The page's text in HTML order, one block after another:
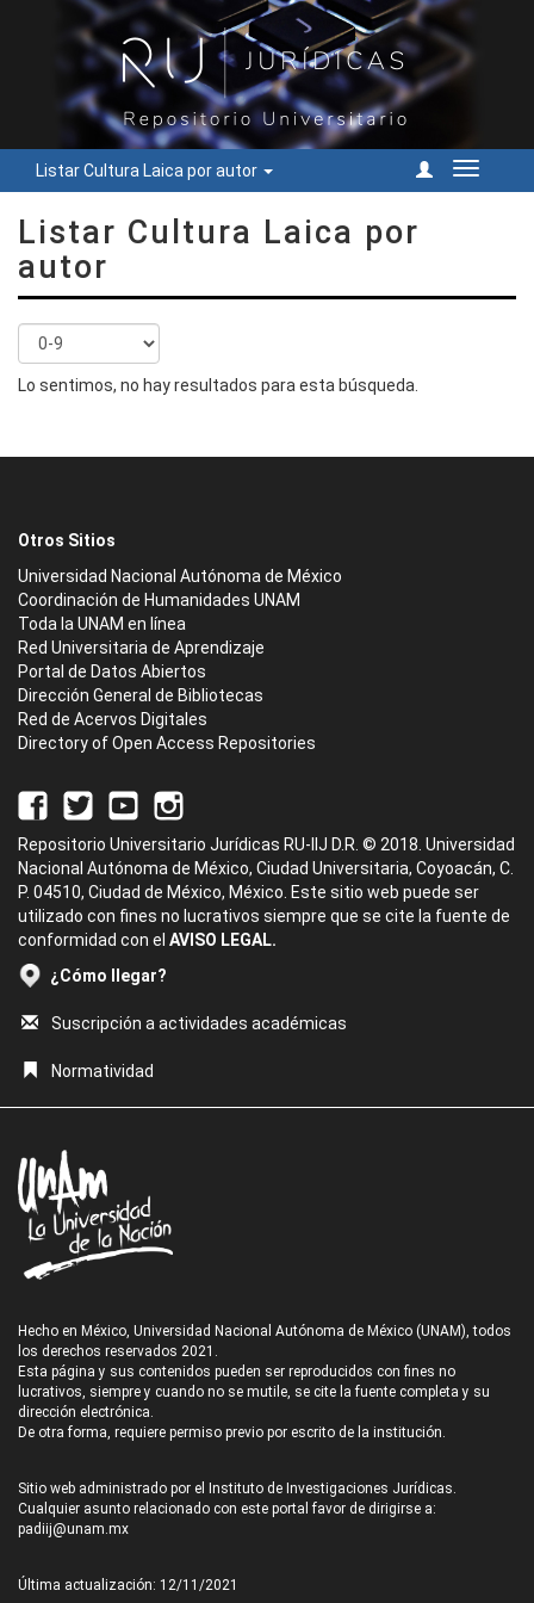
Listar Cultura Laica por autor
Cambiar
Listar Cultura Laica por
autor
Lo sentimos, no hay resultados para esta búsqueda.
Otros Sitios
Universidad Nacional Autónoma de México
Coordinación de Humanidades UNAM
Toda la UNAM en línea
Red Universitaria de Aprendizaje
Portal de Datos Abiertos
Dirección General de Bibliotecas
Red de Acervos Digitales
Directory of Open Access Repositories
Repositorio Universitario Jurídicas RU-IIJ D.R. © 2018. Universidad
Nacional Autónoma de México, Ciudad Universitaria, Coyoacán, C.
P. 04510, Ciudad de México, México. Este sitio web puede ser
utilizado con fines no lucrativos siempre que se cite la fuente de
conformidad con el AVISO LEGAL.
¿Cómo llegar?
Suscripción a actividades académicas
Normatividad
Hecho en México, Universidad Nacional Autónoma de México (UNAM), todos
los derechos reservados 2021.
Esta página y sus contenidos pueden ser reproducidos con fines no
lucrativos, siempre y cuando no se mutile, se cite la fuente completa y su
dirección electrónica.
De otra forma, requiere permiso previo por escrito de la institución.
Sitio web administrado por el Instituto de Investigaciones Jurídicas.
Cualquier asunto relacionado con este portal favor de dirigirse a:
padiij@unam.mx
Última actualización: 12/11/2021